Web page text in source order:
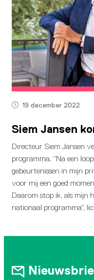
19 december 2022
Siem Jansen
Directeur Siem Jansen
programma. “Na een
gebeurtenissen in mijn
voor mij een goed
Daarom stop ik, als mijn
nationaal programma”,